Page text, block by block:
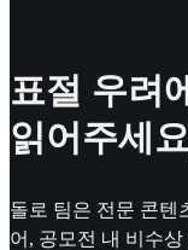
표절 우려
읽어주세
돌로 팀은 전문 콘텐
어, 공모전 내 비수